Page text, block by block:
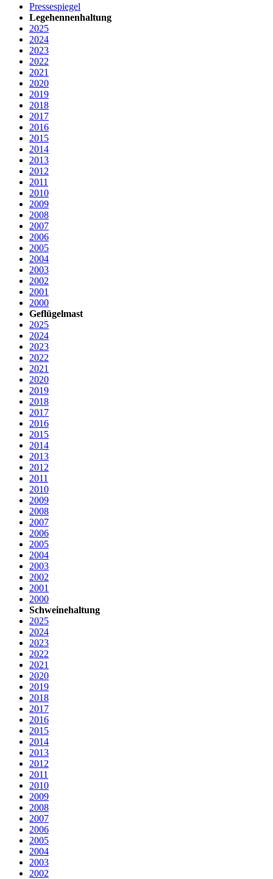
Pressespiegel
Legehennenhaltung
2025
2024
2023
2022
2021
2020
2019
2018
2017
2016
2015
2014
2013
2012
2011
2010
2009
2008
2007
2006
2005
2004
2003
2002
2001
2000
Geflügelmast
2025
2024
2023
2022
2021
2020
2019
2018
2017
2016
2015
2014
2013
2012
2011
2010
2009
2008
2007
2006
2005
2004
2003
2002
2001
2000
Schweinehaltung
2025
2024
2023
2022
2021
2020
2019
2018
2017
2016
2015
2014
2013
2012
2011
2010
2009
2008
2007
2006
2005
2004
2003
2002